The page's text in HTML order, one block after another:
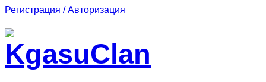
Регистрация / Авторизация